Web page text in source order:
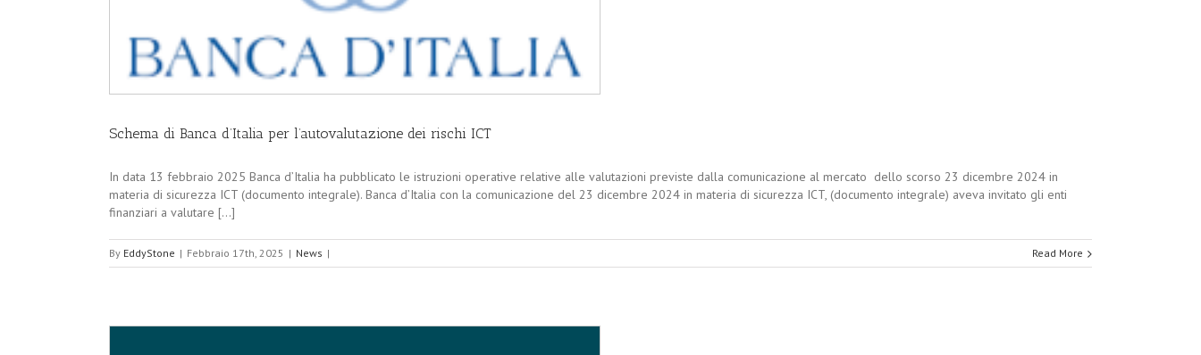
Schema di Banca d’Italia per l’autovalutazione dei rischi ICT
In data 13 febbraio 2025 Banca d’Italia ha pubblicato le istruzioni operative relative alle valutazioni previste dalla comunicazione al mercato dello scorso 23 dicembre 2024 in
materia di sicurezza ICT (documento integrale). Banca d’Italia con la comunicazione del 23 dicembre 2024 in materia di sicurezza ICT, (documento integrale) aveva invitato gli enti
finanziari a valutare [...]
By EddyStone | Febbraio 17th, 2025 | News | Read More